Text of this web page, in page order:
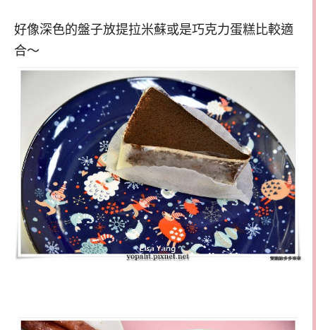
好像深色的盤子放提拉米蘇或是巧克力蛋糕比較適
合～